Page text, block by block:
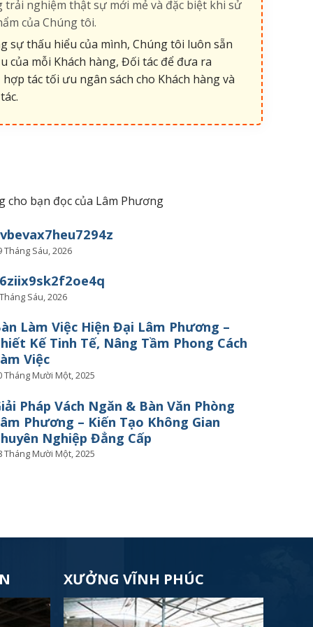
nghiệm thật sự mới mẻ và đặc biệt khi sử
của Chúng tôi.
sự thấu hiểu của mình, Chúng tôi luôn sẵn
của mỗi Khách hàng, Đối tác để đưa ra
tác tối ưu ngân sách cho Khách hàng và
bạn đọc của Lâm Phương
Tháng Sáu, 2026
Sáu, 2026
Làm Việc Hiện Đại Lâm Phương –
Kế Tinh Tế, Nâng Tầm Phong Cách
Việc
Tháng Mười Một, 2025
Pháp Vách Ngăn & Bàn Văn Phòng
Phương – Kiến Tạo Không Gian
Nghiệp Đẳng Cấp
Tháng Mười Một, 2025
XƯỞNG VĨNH PHÚC